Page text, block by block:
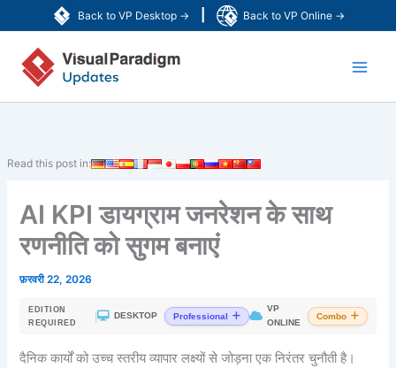
Back to VP Desktop → Back to VP Online →
to
content
Read this post in:
AI KPI डायग्राम जनरेशन के साथ
रणनीति को सुगम बनाएं
फ़रवरी 22, 2026
EDITION
REQUIRED
DESKTOP Professional
VP
ONLINE
Combo
दैनिक कार्यों को उच्च स्तरीय व्यापार लक्ष्यों से जोड़ना एक निरंतर चुनौती है।